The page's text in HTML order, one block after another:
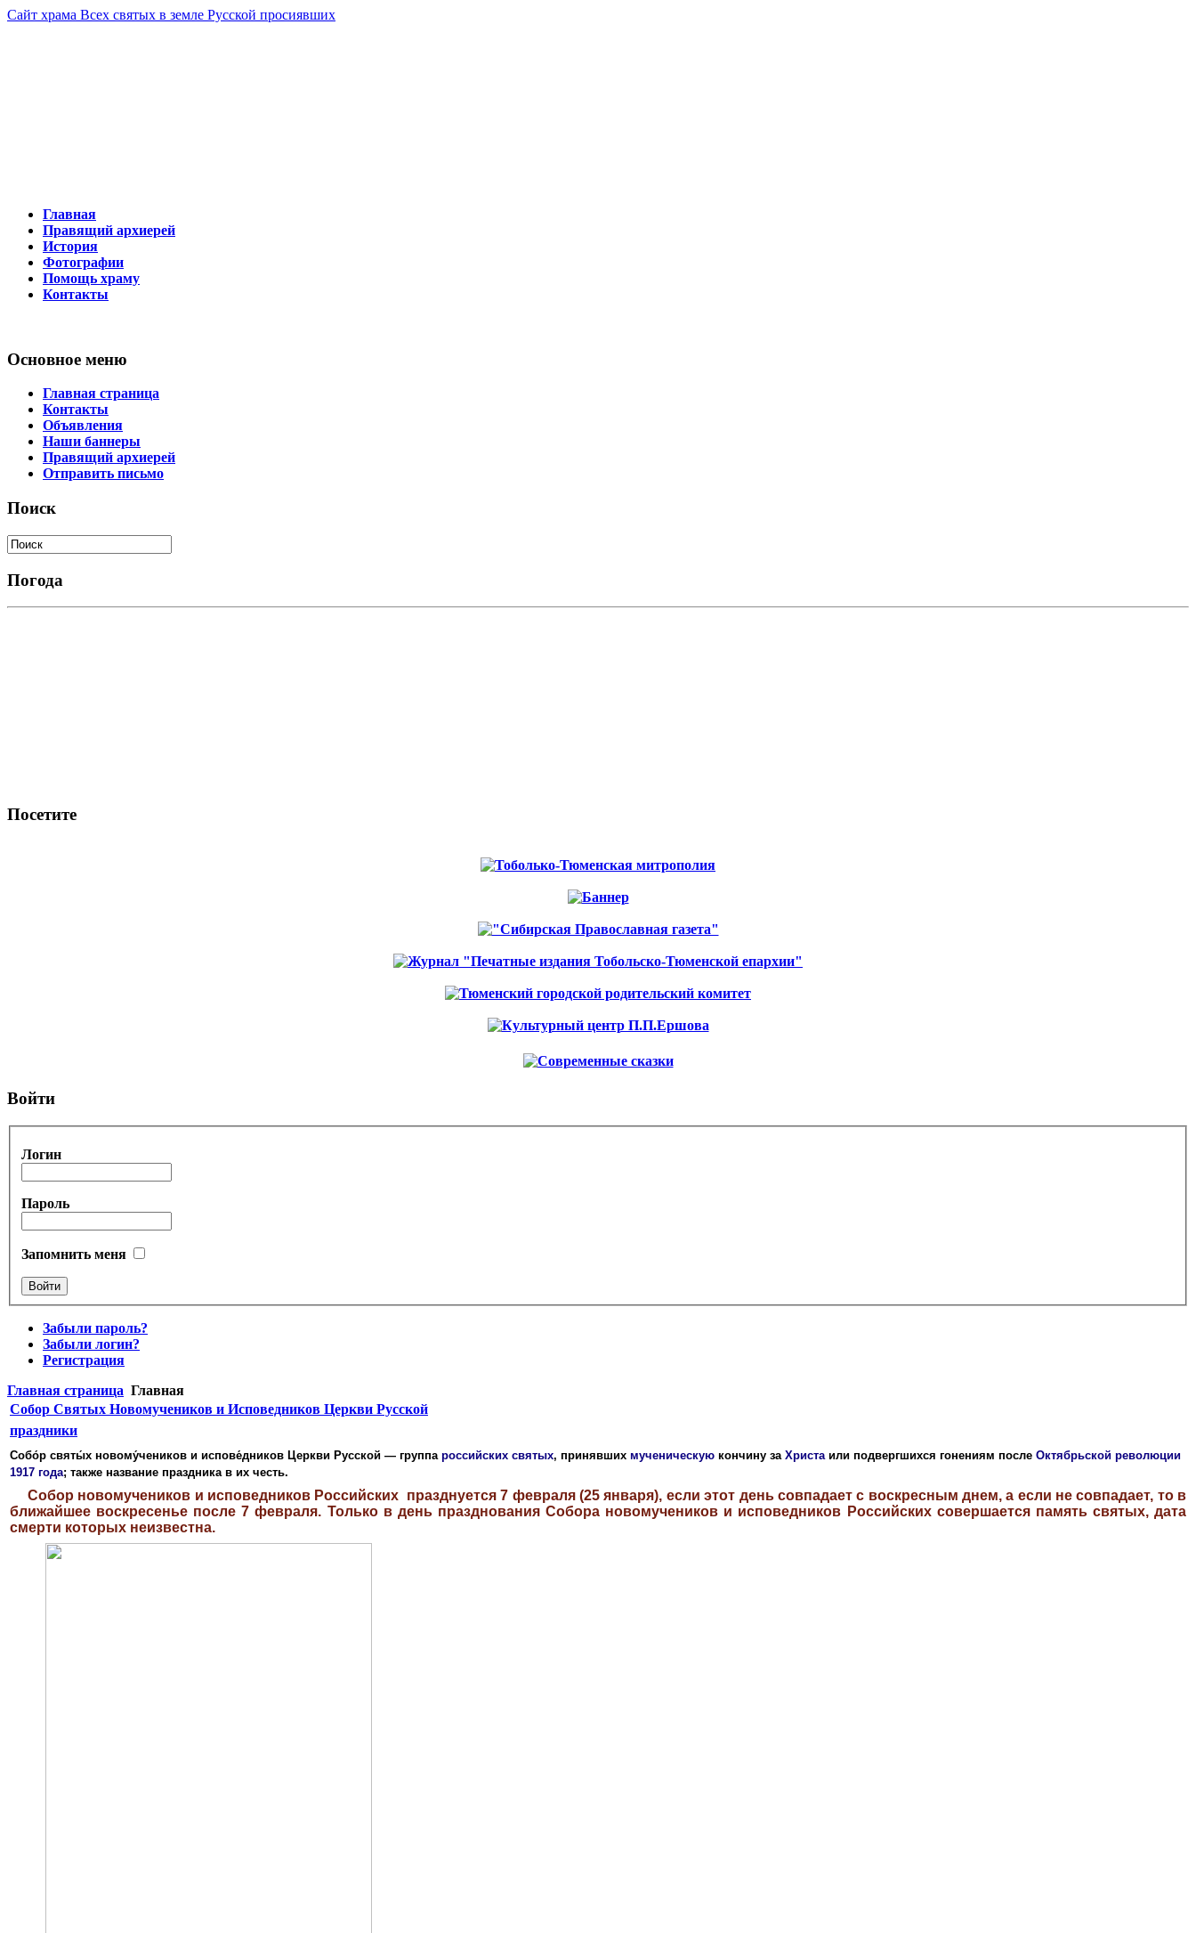
Сайт храма Всех святых в земле Русской просиявших
Главная
Правящий архиерей
История
Фотографии
Помощь храму
Контакты
Основное меню
Главная страница
Контакты
Объявления
Наши баннеры
Правящий архиерей
Отправить письмо
Поиск
Погода
Посетите
Войти
Логин
Пароль
Запомнить меня
Забыли пароль?
Забыли логин?
Регистрация
Главная страница Главная
Собор Святых Новомучеников и Исповедников Церкви Русской
праздники
Собо́р святы́х новому́чеников и испове́дников Церкви Русской — группа российских святых, принявших мученическую кончину за Христа или подвергшихся гонениям после Октябрьской революции
1917 года; также название праздника в их честь.
Собор новомучеников и исповедников Российских празднуется 7 февраля (25 января), если этот день совпадает с воскресным днем, а если не совпадает, то в
ближайшее воскресенье после 7 февраля. Только в день празднования Собора новомучеников и исповедников Российских совершается память святых, дата
смерти которых неизвестна.